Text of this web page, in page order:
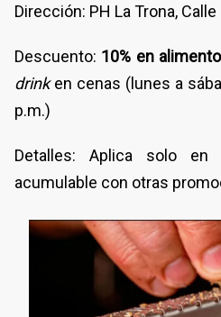
Dirección: PH La Trona,
Descuento: 10% en
drinken cenas (lunes a
p.m.)
Detalles: Aplica solo
acumulable con otras